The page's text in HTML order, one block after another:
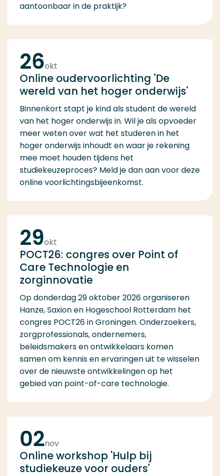
aantoonbaar in de praktijk?
Online oudervoorlichting 'De
wereld van het hoger onderwijs'
Binnenkort stapt je kind als student de wereld
van het hoger onderwijs in. Wil je als opvoeder
meer weten over wat het studeren in het
hoger onderwijs inhoudt en waar je rekening
mee moet houden tijdens het
studiekeuzeproces? Meld je dan aan voor deze
online voorlichtingsbijeenkomst.
26okt
POCT26: congres over Point of
Care Technologie en
zorginnovatie
Op donderdag 29 oktober 2026 organiseren
Hanze, Saxion en Hogeschool Rotterdam het
congres POCT26 in Groningen. Onderzoekers,
zorgprofessionals, ondernemers,
beleidsmakers en ontwikkelaars komen
samen om kennis en ervaringen uit te wisselen
over de nieuwste ontwikkelingen op het
gebied van point-of-care technologie.
29okt
Online workshop 'Hulp bij
studiekeuze voor ouders'
02nov